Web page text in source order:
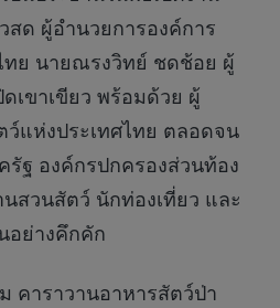
ด ผู้อำนวยการองค์การ
ทย นายณรงวิทย์ ชดช้อย ผู้
เขาเขียว พร้อมด้วย ผู้
ว์แห่งประเทศไทย ตลอดจน
รัฐ องค์กรปกครองส่วนท้อง
สวนสัตว์ นักท่องเที่ยว และ
อย่างคึกคัก
คาราวานอาหารสัตว์ป่า